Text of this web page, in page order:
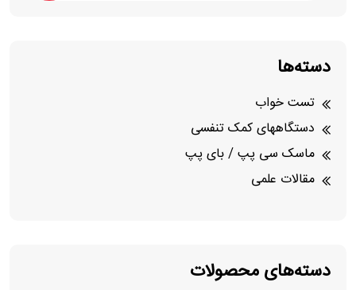
دسته‌ها
تست خواب
دستگاههای کمک تنفسی
ماسک سی پپ / بای پپ
مقالات علمی
دسته‌های محصولات